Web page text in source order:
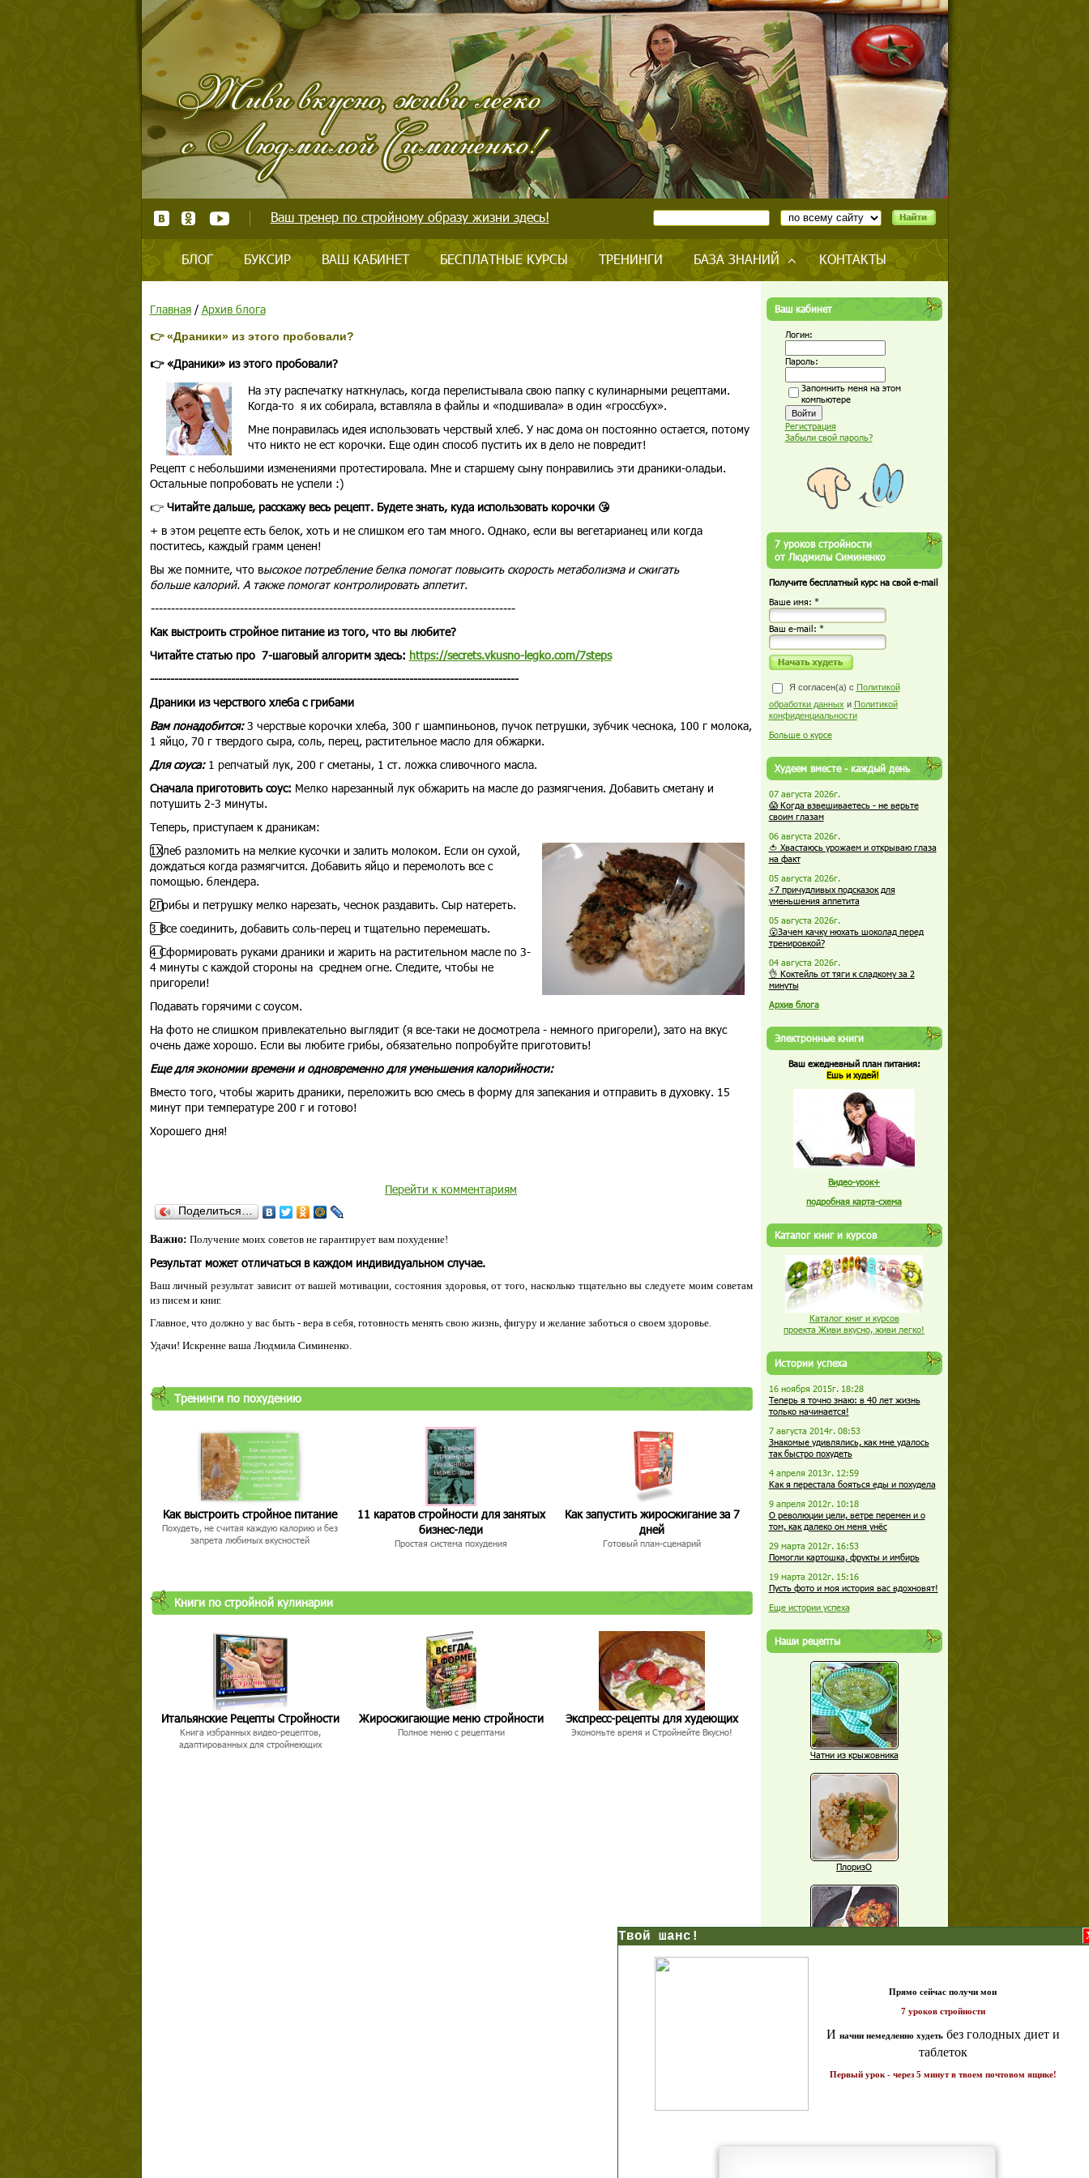
Ваш тренер по стройному образу жизни здесь!
БЛОГ БУКСИР ВАШ КАБИНЕТ БЕСПЛАТНЫЕ КУРСЫ ТРЕНИНГИ БАЗА ЗНАНИЙ КОНТАКТЫ
Главная/ Архив блога
👉 «Драники» из этого пробовали?
👉 «Драники» из этого пробовали?
На эту распечатку наткнулась, когда перелистывала свою папку с кулинарными рецептами.
Когда-то я их собирала, вставляла в файлы и «подшивала» в один «гроссбух».
Мне понравилась идея использовать черствый хлеб. У нас дома он постоянно остается, потому
что никто не ест корочки. Еще один способ пустить их в дело не повредит!
Рецепт с небольшими изменениями протестировала. Мне и старшему сыну понравились эти драники-оладьи.
Остальные попробовать не успели :)
👉Читайте дальше, расскажу весь рецепт. Будете знать, куда использовать корочки 😘
+ в этом рецепте есть белок, хоть и не слишком его там много. Однако, если вы вегетарианец или когда
поститесь, каждый грамм ценен!
Вы же помните, что высокое потребление белка помогат повысить скорость метаболизма и сжигать
больше калорий. А также помогат контролировать аппетит.
------------------------------------------------------------------------------------------
Как выстроить стройное питание из того, что вы любите?
Читайте статью про 7-шаговый алгоритм здесь: https://secrets.vkusno-legko.com/7steps
-------------------------------------------------------------------------------------------
Драники из черствого хлеба с грибами
Вам понадобится:3 черствые корочки хлеба, 300 г шампиньонов, пучок петрушки, зубчик чеснока, 100 г молока,
1 яйцо, 70 г твердого сыра, соль, перец, растительное масло для обжарки.
Для соуса:1 репчатый лук, 200 г сметаны, 1 ст. ложка сливочного масла.
Сначала приготовить соус: Мелко нарезанный лук обжарить на масле до размягчения. Добавить сметану и
потушить 2-3 минуты.
Теперь, приступаем к драникам:
1️⃣Хлеб разломить на мелкие кусочки и залить молоком. Если он сухой,
дождаться когда размягчится. Добавить яйцо и перемолоть все с
помощью. блендера.
2️⃣Грибы и петрушку мелко нарезать, чеснок раздавить. Сыр натереть.
3️⃣ Все соединить, добавить соль-перец и тщательно перемешать.
4️⃣ Сформировать руками драники и жарить на растительном масле по 3-
4 минуты с каждой стороны на среднем огне. Следите, чтобы не
пригорели!
Подавать горячими с соусом.
На фото не слишком привлекательно выглядит (я все-таки не досмотрела - немного пригорели), зато на вкус
очень даже хорошо. Если вы любите грибы, обязательно попробуйте приготовить!
Еще для экономии времени и одновременно для уменьшения калорийности:
Вместо того, чтобы жарить драники, переложить всю смесь в форму для запекания и отправить в духовку. 15
минут при температуре 200 г и готово!
Хорошего дня!
Перейти к комментариям
Поделиться…
Важно: Получение моих советов не гарантирует вам похудение!
Результат может отличаться в каждом индивидуальном случае.
Ваш личный результат зависит от вашей мотивации, состояния здоровья, от того, насколько тщательно вы следуете моим советам
из писем и книг.
Главное, что должно у вас быть - вера в себя, готовность менять свою жизнь, фигуру и желание заботься о своем здоровье.
Удачи! Искренне ваша Людмила Симиненко.
Тренинги по похудению
Как выстроить стройное питание
Похудеть, не считая каждую калорию и без
запрета любимых вкусностей
11 каратов стройности для занятых
бизнес-леди
Простая система похудения
Как запустить жиросжигание за 7
дней
Готовый план-сценарий
Книги по стройной кулинарии
Итальянские Рецепты Стройности
Книга избранных видео-рецептов,
адаптированных для стройнеющих
Жиросжигающие меню стройности
Полное меню с рецептами
Экспресс-рецепты для худеющих
Экономьте время и Стройнейте Вкусно!
Ваш кабинет
Логин:
Пароль:
Запомнить меня на этом
компьютере
Регистрация
Забыли свой пароль?
7 уроков стройности
от Людмилы Симиненко
Получите бесплатный курс на свой e-mail
Ваше имя: *
Ваш е-mail: *
Я согласен(а) с Политикой
обработки данных и Политикой
конфиденциальности
Больше о курсе
Худеем вместе - каждый день
07 августа 2026г.
😱 Когда взвешиваетесь - не верьте
своим глазам
06 августа 2026г.
🍅 Хвастаюсь урожаем и открываю глаза
на факт
05 августа 2026г.
⚡7 причудливых подсказок для
уменьшения аппетита
05 августа 2026г.
😮Зачем качку нюхать шоколад перед
тренировкой?
04 августа 2026г.
👌 Коктейль от тяги к сладкому за 2
минуты
Архив блога
Электронные книги
Ваш ежедневный план питания:
Ешь и худей!
Видео-урок+
подробная карта-схема
Каталог книг и курсов
Каталог книг и курсов
проекта Живи вкусно, живи легко!
Истории успеха
16 ноября 2015г. 18:28
Теперь я точно знаю: в 40 лет жизнь
только начинается!
7 августа 2014г. 08:53
Знакомые удивлялись, как мне удалось
так быстро похудеть
4 апреля 2013г. 12:59
Как я перестала бояться еды и похудела
9 апреля 2012г. 10:18
О революции цели, ветре перемен и о
том, как далеко он меня унёс
29 марта 2012г. 16:53
Помогли картошка, фрукты и имбирь
19 марта 2012г. 15:16
Пусть фото и моя история вас вдохновят!
Еще истории успеха
Наши рецепты
Чатни из крыжовника
ПлоризО
Еще рецепты